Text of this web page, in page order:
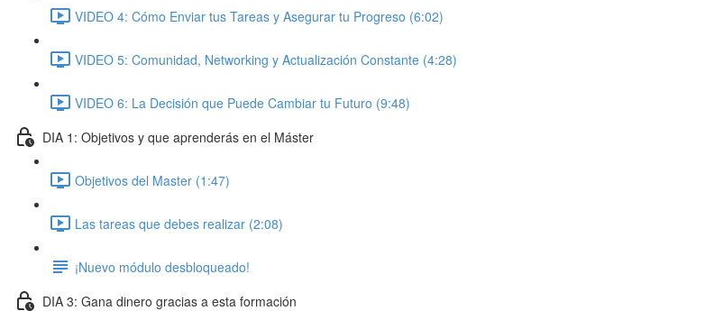
VIDEO 4: Cómo Enviar tus Tareas y Asegurar tu Progreso (6:02)
VIDEO 5: Comunidad, Networking y Actualización Constante (4:28)
VIDEO 6: La Decisión que Puede Cambiar tu Futuro (9:48)
DIA 1: Objetivos y que aprenderás en el Máster
Objetivos del Master (1:47)
Las tareas que debes realizar (2:08)
¡Nuevo módulo desbloqueado!
DIA 3: Gana dinero gracias a esta formación